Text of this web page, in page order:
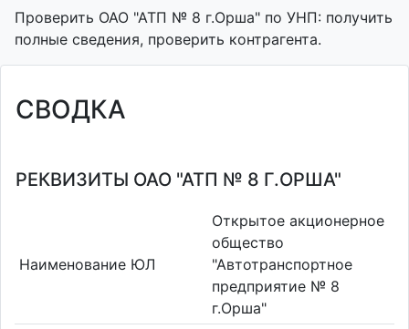
Проверить ОАО "АТП № 8 г.Орша" по УНП: получить
полные сведения, проверить контрагента.
СВОДКА
РЕКВИЗИТЫ ОАО "АТП № 8 Г.ОРША"
Наименование ЮЛ
Открытое акционерное
общество
"Автотранспортное
предприятие № 8
г.Орша"